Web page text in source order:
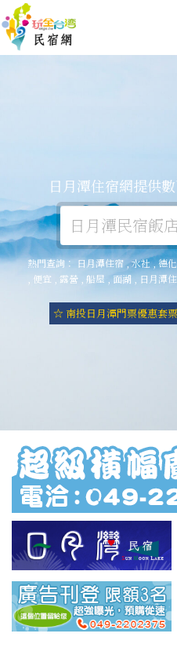
日月潭住宿網提供
熱門查詢： 日月潭住宿 ,水社,德
便宜 露營 船屋 面湖, 日月潭
☆ 南投日月潭門票優惠套